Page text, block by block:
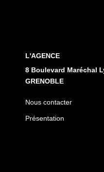
L'AGENCE
8 Boulevard Maréchal
GRENOBLE
Nous contacter
Présentation